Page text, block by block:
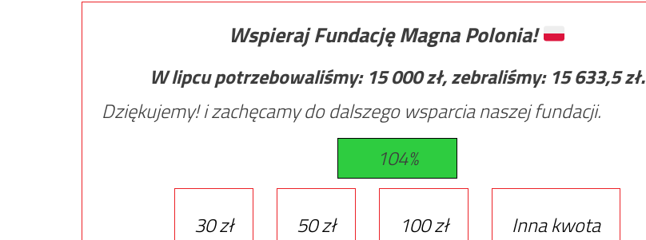
Wspieraj Fundację Magna Polonia!
W lipcu potrzebowaliśmy: 15 000zł, zebraliśmy: 15 633,5zł.
Dziękujemy! i zachęcamy do dalszego wsparcia naszej fundacji.
104%
30 zł 50 zł 100 zł
Inna kwota